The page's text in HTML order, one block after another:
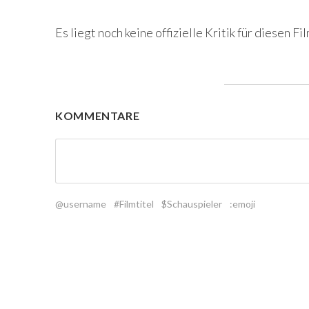
Es liegt noch keine offizielle Kritik für diesen
KOMMENTARE
@username #Filmtitel $Schauspieler :emoji